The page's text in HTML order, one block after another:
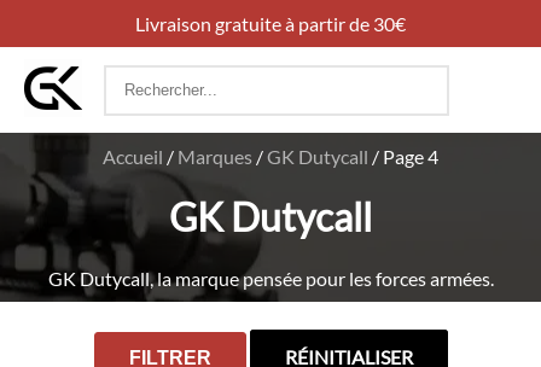
Livraison gratuite à partir de 30€
Rechercher
Accueil / Marques /GK Dutycall / Page 4
GK Dutycall
GK Dutycall, la marque pensée pour les forces armées.
FILTRER RÉINITIALISER